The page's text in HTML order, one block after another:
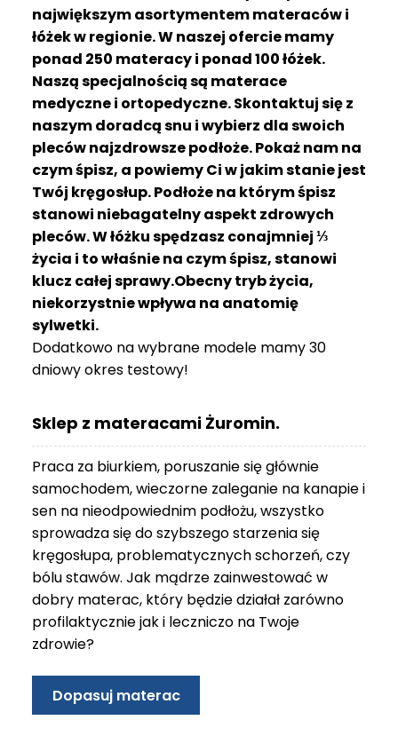
największym asortymentem materaców i
łóżek w regionie. W naszej ofercie mamy
ponad 250 materacy i ponad 100 łóżek.
Naszą specjalnością są materace
medyczne i ortopedyczne. Skontaktuj się z
naszym doradcą snu i wybierz dla swoich
pleców najzdrowsze podłoże. Pokaż nam na
czym śpisz, a powiemy Ci w jakim stanie jest
Twój kręgosłup. Podłoże na którym śpisz
stanowi niebagatelny aspekt zdrowych
pleców. W łóżku spędzasz conajmniej ⅓
życia i to właśnie na czym śpisz, stanowi
klucz całej sprawy.Obecny tryb życia,
niekorzystnie wpływa na anatomię
sylwetki.
Dodatkowo na wybrane modele mamy 30
dniowy okres testowy!
Sklep z materacami Żuromin.
Praca za biurkiem, poruszanie się głównie
samochodem, wieczorne zaleganie na kanapie i
sen na nieodpowiednim podłożu, wszystko
sprowadza się do szybszego starzenia się
kręgosłupa, problematycznych schorzeń, czy
bólu stawów. Jak mądrze zainwestować w
dobry materac, który będzie działał zarówno
profilaktycznie jak i leczniczo na Twoje
zdrowie?
Dopasuj materac